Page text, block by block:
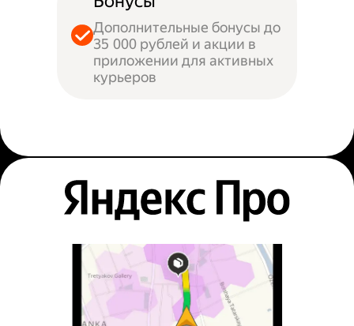
Дополнительные бонусы до
35 000 рублей и акции в
приложении для активных
курьеров